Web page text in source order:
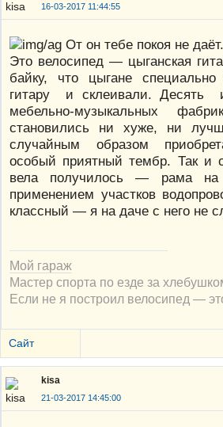
16-03-2017 11:44:55
От он тебе покоя не
Это велосипед — цыганская
байку, что цыгане
гитару и склеивали. Десять
мебельно-музыкальных
становились ни хуже, ни
случайным образом
особый приятный тембр. Так и
вела получилось — рама
применением участков
классный — я на даче с него не
Мой гараж
Мастер спорта по езде за
Если не я построил велосипед —
Сайт
kisa
21-03-2017 14:45:00